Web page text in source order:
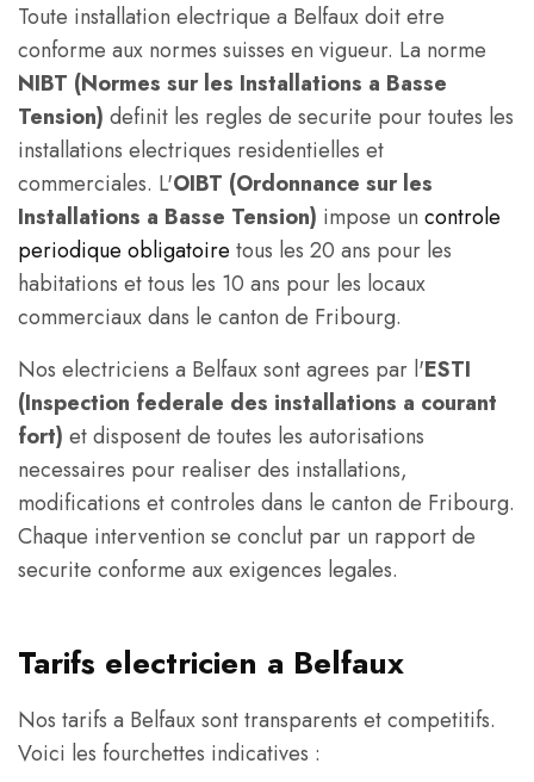
Toute installation electrique a Belfaux doit etre
conforme aux normes suisses en vigueur. La norme
NIBT (Normes sur les Installations a Basse
Tension) definit les regles de securite pour toutes les
installations electriques residentielles et
commerciales. L'OIBT (Ordonnance sur les
Installations a Basse Tension) impose un controle
periodique obligatoire tous les 20 ans pour les
habitations et tous les 10 ans pour les locaux
commerciaux dans le canton de Fribourg.
Nos electriciens a Belfaux sont agrees par l'ESTI
(Inspection federale des installations a courant
fort) et disposent de toutes les autorisations
necessaires pour realiser des installations,
modifications et controles dans le canton de Fribourg.
Chaque intervention se conclut par un rapport de
securite conforme aux exigences legales.
Tarifs electricien a Belfaux
Nos tarifs a Belfaux sont transparents et competitifs.
Voici les fourchettes indicatives :